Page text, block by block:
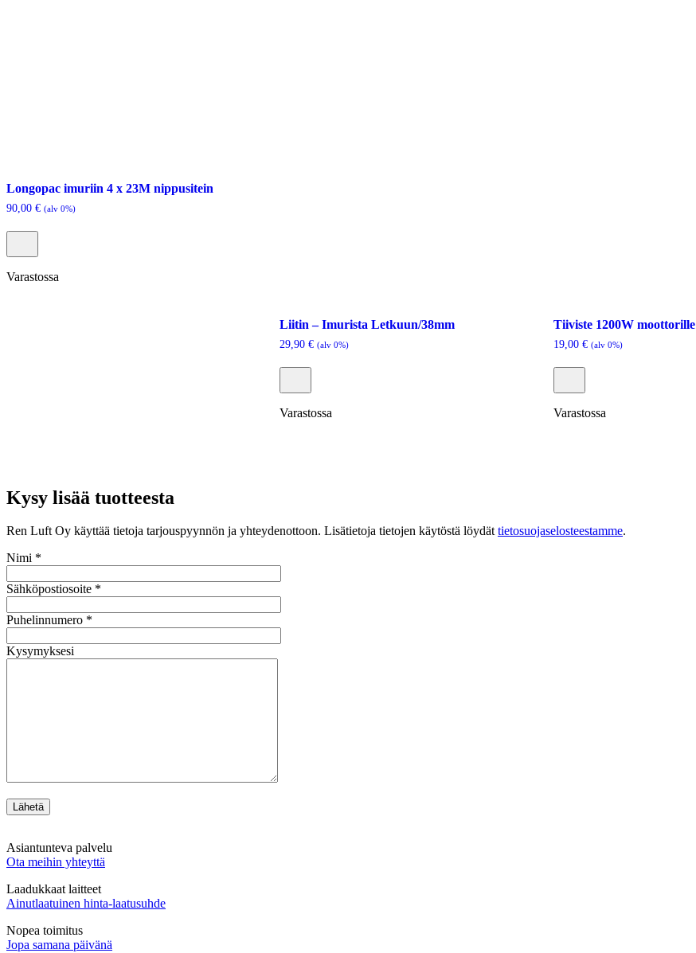
Longopac imuriin 4 x 23M nippusitein
90,00 € (alv 0%)
Varastossa
Liitin – Imurista Letkuun/38mm
29,90€ (alv 0%)
Varastossa
Tiiviste 1200W moottorille
19,00 € (alv 0%)
Varastossa
Kysy lisää tuotteesta
Ren Luft Oy käyttää tietoja tarjouspyynnön ja yhteydenottoon. Lisätietoja tietojen käytöstä löydättietosuojaselosteestamme.
Nimi *
Sähköpostiosoite *
Puhelinnumero *
Kysymyksesi
Asiantunteva palvelu
Ota meihin yhteyttä
Laadukkaat laitteet
Ainutlaatuinen hinta-laatusuhde
Nopea toimitus
Jopa samana päivänä